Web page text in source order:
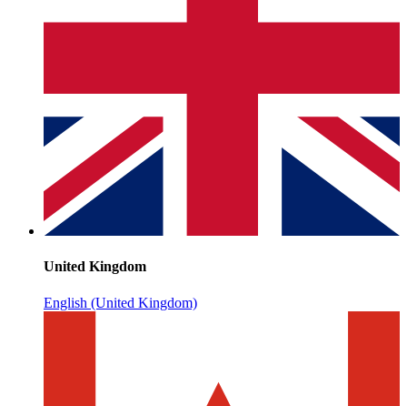
United Kingdom
English (United Kingdom)